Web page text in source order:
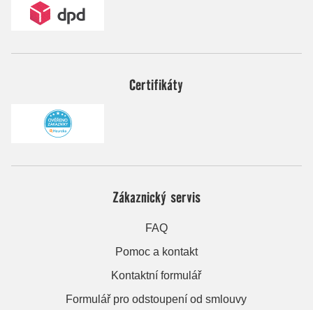
Certifikáty
Zákaznický servis
FAQ
Pomoc a kontakt
Kontaktní formulář
Formulář pro odstoupení od smlouvy